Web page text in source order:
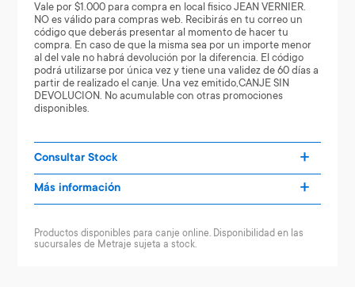
Vale por $1.000 para compra en local fisico JEAN VERNIER.
NO es válido para compras web. Recibirás en tu correo un
código que deberás presentar al momento de hacer tu
compra. En caso de que la misma sea por un importe menor
al del vale no habrá devolución por la diferencia. El código
podrá utilizarse por única vez y tiene una validez de 60 días a
partir de realizado el canje. Una vez emitido,CANJE SIN
DEVOLUCION. No acumulable con otras promociones
disponibles.
Consultar Stock
Más información
Productos disponibles para canje online. Disponibilidad en las
sucursales de Metraje sujeta a stock.